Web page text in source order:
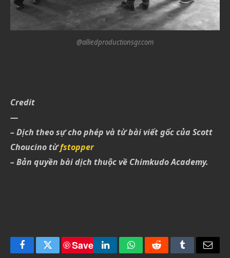
@alliedproductionsgr.com
Credit
—
– Dịch theo sự cho phép và từ bài viết gốc của Scott
Choucino từfstopper
– Bản quyền bài dịch thuộc về Chimkudo Academy.
FacebookTwitter
Save
LinkedInWhatsAppRedditTumblrEmail